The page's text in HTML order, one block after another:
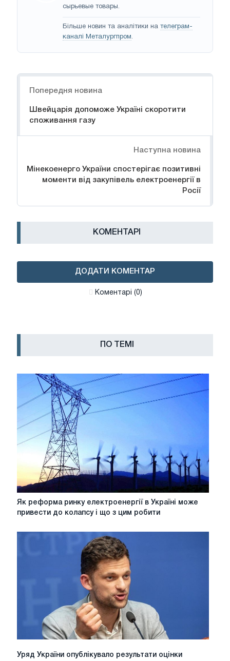
сырьевые товары.
Більше новин та аналітики на телеграм-
каналі Металургпром.
Попередня новина
Швейцарія допоможе Україні скоротити
споживання газу
Наступна новина
Мінекоенерго України спостерігає позитивні
моменти від закупівель електроенергії в
Росії
КОМЕНТАРІ
ДОДАТИ КОМЕНТАР
Коментарі (0)
ПО ТЕМІ
Як
електроенергії
цим
Як реформа ринку електроенергії в Україні може
привести до колапсу і що з цим робити
Уряд
Уряд України опублікувало результати оцінки